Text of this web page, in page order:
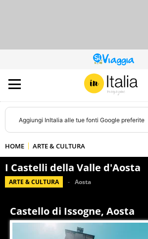
QUESTO
SITO
CONTRIBUISCE
ALL’AUDIENCE
DI
Aggiungi InItalia alle tue fonti Google preferite
HOME ARTE & CULTURA
I Castelli della Valle d'Aosta
ARTE & CULTURA Aosta
Castello di Issogne, Aosta